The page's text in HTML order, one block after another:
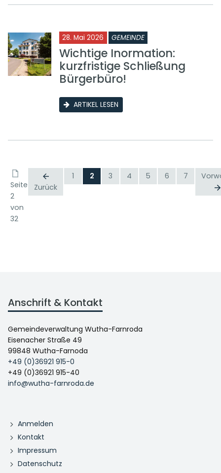
28. Mai 2026 GEMEINDE
Wichtige Inormation:
kurzfristige Schließung
Bürgerbüro!
ARTIKEL LESEN
Seite
2
von
32
Zurück
1 2 3 4 5 6 7
Anschrift & Kontakt
Gemeindeverwaltung Wutha-Farnroda
Eisenacher Straße 49
99848 Wutha-Farnoda
+49 (0)36921 915-0
+49 (0)36921 915-40
info@wutha-farnroda.de
Anmelden
Kontakt
Impressum
Datenschutz